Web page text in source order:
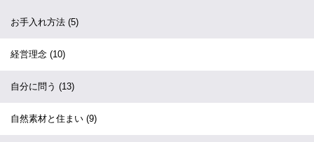
お手入れ方法 (5)
経営理念 (10)
自分に問う (13)
自然素材と住まい (9)